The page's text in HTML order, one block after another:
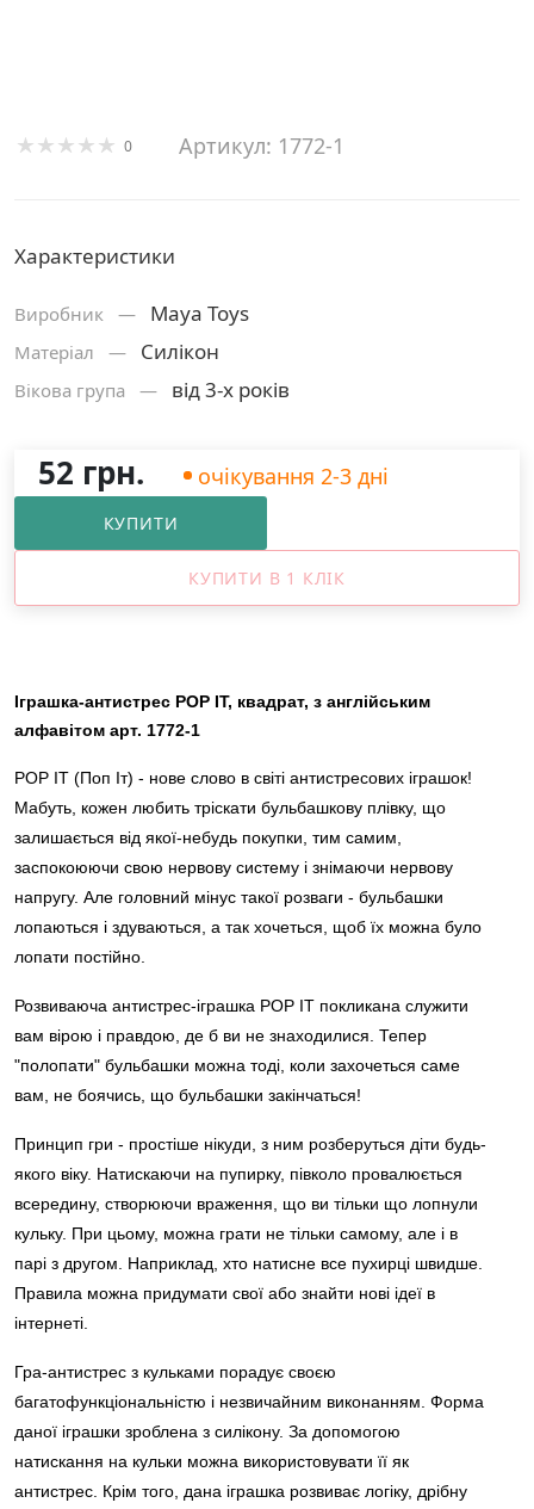
0 Артикул: 1772-1
Характеристики
Виробник — Maya Toys
Матерiал — Силікон
Вікова група — від 3-х років
52 грн. очікування 2-3 дні
КУПИТИ
КУПИТИ В 1 КЛІК
Іграшка-антистрес POP IT, квадрат, з англійським
алфавітом арт. 1772-1
POP IT (Поп Іт) - нове слово в світі антистресових іграшок!
Мабуть, кожен любить тріскати бульбашкову плівку, що
залишається від якої-небудь покупки, тим самим,
заспокоюючи свою нервову систему і знімаючи нервову
напругу. Але головний мінус такої розваги - бульбашки
лопаються і здуваються, а так хочеться, щоб їх можна було
лопати постійно.
Розвиваюча антистрес-іграшка POP IT покликана служити
вам вірою і правдою, де б ви не знаходилися. Тепер
"полопати" бульбашки можна тоді, коли захочеться саме
вам, не боячись, що бульбашки закінчаться!
Принцип гри - простіше нікуди, з ним розберуться діти будь-
якого віку. Натискаючи на пупирку, півколо провалюється
всередину, створюючи враження, що ви тільки що лопнули
кульку. При цьому, можна грати не тільки самому, але і в
парі з другом. Наприклад, хто натисне все пухирці швидше.
Правила можна придумати свої або знайти нові ідеї в
інтернеті.
Гра-антистрес з кульками порадує своєю
багатофункціональністю і незвичайним виконанням. Форма
даної іграшки зроблена з силікону. За допомогою
натискання на кульки можна використовувати її як
антистрес. Крім того, дана іграшка розвиває логіку, дрібну